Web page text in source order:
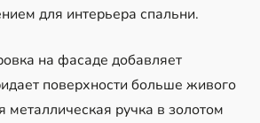
для интерьера спальни.
на фасаде добавляет
поверхности больше живого
металлическая ручка в золотом